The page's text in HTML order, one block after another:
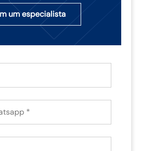
um especialista